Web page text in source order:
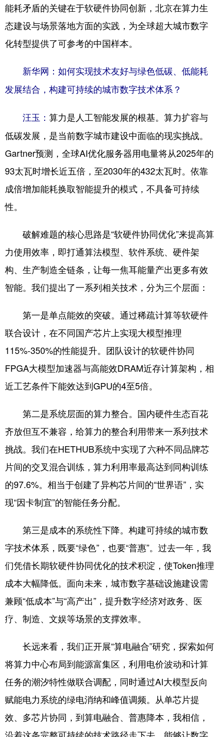
浙江 安徽 福建 江西
四川 贵州 云南 西藏
新疆 内蒙古 黑龙江
多语种频道
English Español Français عربى
能耗矛盾的关键在于软硬件协同创新，北京在算力生
态建设与场景落地方面的实践，为全球超大城市数字
化转型提供了可参考的中国样本。
新华网：如何实现技术友好与绿色低碳、低能耗
发展结合，构建可持续的城市数字技术体系？
汪玉： 算力是人工智能发展的根基。算力扩容与
低碳发展，是当前数字城市建设中面临的现实挑战。
Gartner预测，全球AI优化服务器用电量将从2025年的
93太瓦时增长近五倍，至2030年的432太瓦时。依靠
成倍增加能耗换取智能提升的模式，不具备可持续
性。
破解难题的核心思路是“软硬件协同优化”来提高算
力使用效率，即打通算法模型、软件系统、硬件架
构、生产制造全链条，让每一焦耳能量产出更多有效
智能。我们提出了一系列相关技术，分为三个层面：
第一是单点能效的突破。通过稀疏计算等软硬件
联合设计，在不同国产芯片上实现大模型推理
115%-350%的性能提升。团队设计的软硬件协同
FPGA大模型加速器与高能效DRAM近存计算架构，相
近工艺条件下能效达到GPU的4至5倍。
第二是系统层面的算力整合。国内硬件生态百花
齐放但互不兼容，给算力的整合利用带来一系列技术
挑战。我们在HETHUB系统中实现了六种不同品牌芯
片间的交叉混合训练，算力利用率最高达到同构训练
的97.6%。相当于创建了异构芯片间的“世界语”，实
现“因卡制宜”的智能任务分配。
第三是成本的系统性下降。构建可持续的城市数
字技术体系，既要“绿色”，也要“普惠”。过去一年，我
们凭借长期软硬件协同优化的技术积淀，使Token推理
成本大幅降低。面向未来，城市数字基础设施建设需
兼顾“低成本”与“高产出”，提升数字经济对政务、医
疗、制造、文娱等场景的支撑效率。
长远来看，我们正开展“算电融合”研究，探索如何
将算力中心布局到能源富集区，利用电价波动和计算
任务的潮汐特性做联合调配，同时通过AI大模型反向
赋能电力系统的绿电消纳和峰值调频。从单芯片提
效、多芯片协同，到算电融合、普惠降本，我相信，
沿着这条完整可持续的技术路径走下去，能够让数字